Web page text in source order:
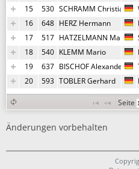
15
530 SCHRAMM Christian
16
648 HERZ Hermann
17
517 HATZELMANN Martin
18
540 KLEMM Mario
19
637 BISCHOF Alexander
20
593 TOBLER Gerhard
Seite
Änderungen vorbehalten